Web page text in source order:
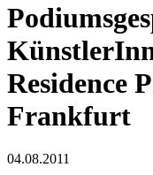
Residence
Frankfurt
04.08.2011